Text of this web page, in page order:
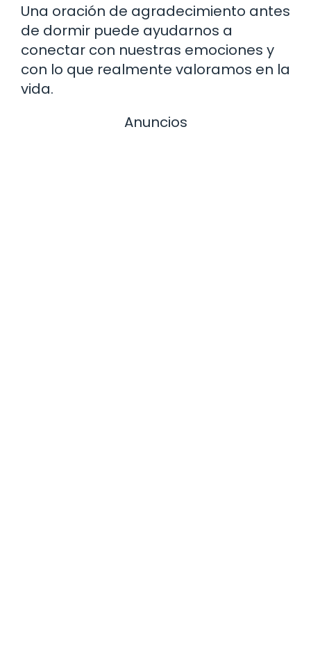
Una oración de agradecimiento antes
de dormir puede ayudarnos a
conectar con nuestras emociones y
con lo que realmente valoramos en la
vida.
Anuncios